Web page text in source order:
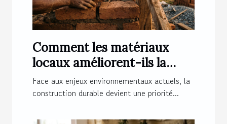
Comment les matériaux
locaux améliorent-ils la
construction durable ?
Face aux enjeux environnementaux actuels, la
construction durable devient une priorité...